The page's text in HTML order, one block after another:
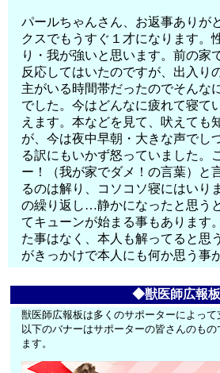
パールちゃんさん、お返事ありが
クスでもうすぐ１才になります。
り・我が強いと思います。前の家
反応してはいたのですが、出入り
主がいる時間帯だったのでそんな
でした。今はどんなに疲れて寝て
えます。本などを見て、吠えても
が、今は夜中早朝・大きな声でし
る訳にもいかず怒っていました。
ー！（我が家でダメ！の言葉）と
るのは解り、コソコソ寝にはいり
の繰り返し…静かになったと思う
てキューンが始まる事もあります
た事はなく、本人も解ってると思
がきっかけで本人にも何か思う事
◆獣医師広報
獣医師広報板は多くのサポーターによって
以下のバナーはサポーターの皆さんのも
ます。